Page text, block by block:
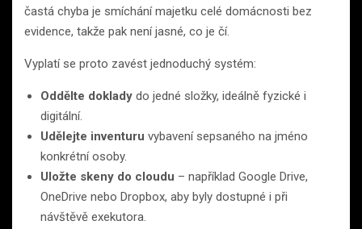
častá chyba je smíchání majetku celé domácnosti bez
evidence, takže pak není jasné, co je čí.
Vyplatí se proto zavést jednoduchý systém:
Oddělte doklady do jedné složky, ideálně fyzické i
digitální.
Udělejte inventuru vybavení sepsaného na jméno
konkrétní osoby.
Uložte skeny do cloudu – například Google Drive,
OneDrive nebo Dropbox, aby byly dostupné i při
návštěvě exekutora.